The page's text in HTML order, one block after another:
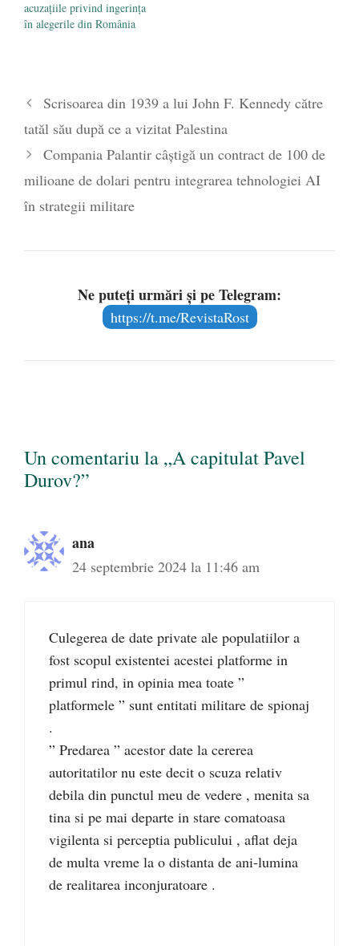
acuzațiile privind ingerința
în alegerile din România
Scrisoarea din 1939 a lui John F. Kennedy către
tatăl său după ce a vizitat Palestina
Compania Palantir câștigă un contract de 100 de
milioane de dolari pentru integrarea tehnologiei AI
în strategii militare
Ne puteți urmări și pe Telegram:
https://t.me/RevistaRost
Un comentariu la „A capitulat Pavel
Durov?”
ana
24 septembrie 2024 la 11:46 am
Culegerea de date private ale populatiilor a
fost scopul existentei acestei platforme in
primul rind, in opinia mea toate ”
platformele ” sunt entitati militare de spionaj
.
” Predarea ” acestor date la cererea
autoritatilor nu este decit o scuza relativ
debila din punctul meu de vedere , menita sa
tina si pe mai departe in stare comatoasa
vigilenta si perceptia publicului , aflat deja
de multa vreme la o distanta de ani-lumina
de realitarea inconjuratoare .